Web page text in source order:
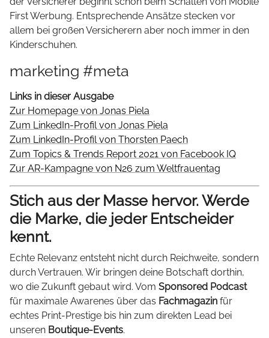
First Werbung. Entsprechende Ansätze stecken vor
allem bei großen Versicherern aber noch immer in den
Kinderschuhen.
marketing #meta
Links in dieser Ausgabe
Zur Homepage von Jonas Piela
Zum LinkedIn-Profil von Jonas Piela
Zum LinkedIn-Profil von Thorsten Paech
Zum Topics & Trends Report 2021 von Facebook IQ
Zur AR-Kampagne von N26 zum Weltfrauentag
Stich aus der Masse hervor. Werde
die Marke, die jeder Entscheider
kennt.
Echte Relevanz entsteht nicht durch Reichweite, sondern
durch Vertrauen. Wir bringen deine Botschaft dorthin,
wo die Zukunft gebaut wird. Vom Sponsored Podcast
für maximale Awarenes über das Fachmagazin für
echtes Print-Prestige bis hin zum direkten Lead bei
unseren Boutique-Events.